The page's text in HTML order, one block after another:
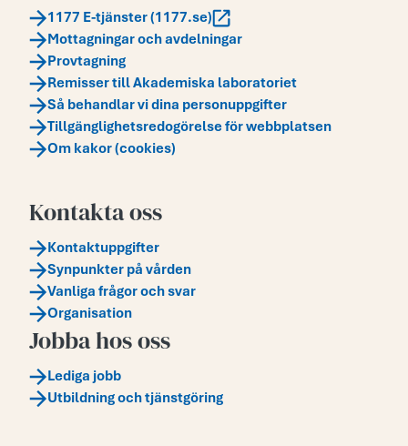
1177 E-tjänster (1177.se)
Mottagningar och avdelningar
Provtagning
Remisser till Akademiska laboratoriet
Så behandlar vi dina personuppgifter
Tillgänglighetsredogörelse för webbplatsen
Om kakor (cookies)
Kontakta oss
Kontaktuppgifter
Synpunkter på vården
Vanliga frågor och svar
Organisation
Jobba hos oss
Lediga jobb
Utbildning och tjänstgöring